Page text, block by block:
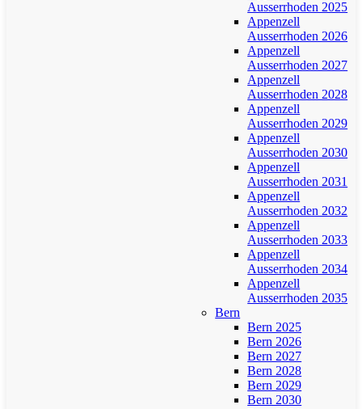
Ausserrhoden 2025
Appenzell
Ausserrhoden 2026
Appenzell
Ausserrhoden 2027
Appenzell
Ausserrhoden 2028
Appenzell
Ausserrhoden 2029
Appenzell
Ausserrhoden 2030
Appenzell
Ausserrhoden 2031
Appenzell
Ausserrhoden 2032
Appenzell
Ausserrhoden 2033
Appenzell
Ausserrhoden 2034
Appenzell
Ausserrhoden 2035
Bern
Bern 2025
Bern 2026
Bern 2027
Bern 2028
Bern 2029
Bern 2030